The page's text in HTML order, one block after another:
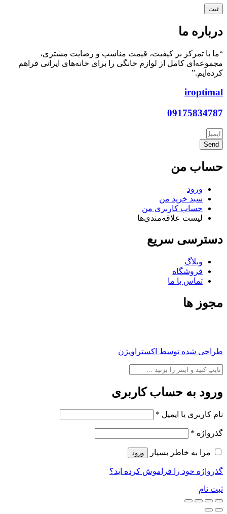
کیفیت، قیمت مناسب و رضایت مشتری،
لوازم خانگی را برای خانه‌های ایرانی فراهم
من
اکستراویژن
کاربری
*
ورود
کرده اید؟